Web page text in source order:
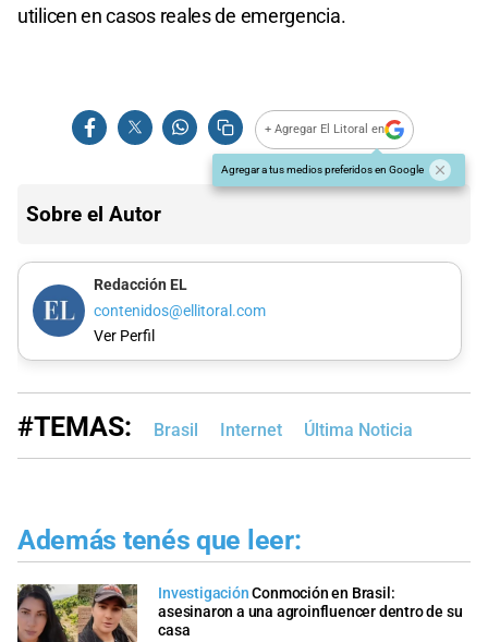
utilicen en casos reales de emergencia.
+ Agregar El Litoral en
Agregar a tus medios preferidos en Google
Sobre el Autor
Redacción EL
contenidos@ellitoral.com
Ver Perfil
#TEMAS: Brasil Internet Última Noticia
Además tenés que leer:
Investigación Conmoción en Brasil:
asesinaron a una agroinfluencer dentro de su
casa